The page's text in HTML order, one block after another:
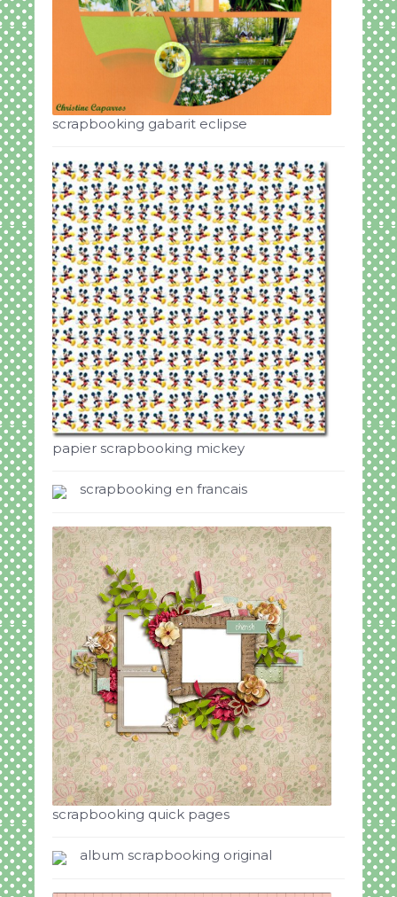
scrapbooking gabarit eclipse
papier scrapbooking mickey
scrapbooking en francais
scrapbooking quick pages
album scrapbooking original